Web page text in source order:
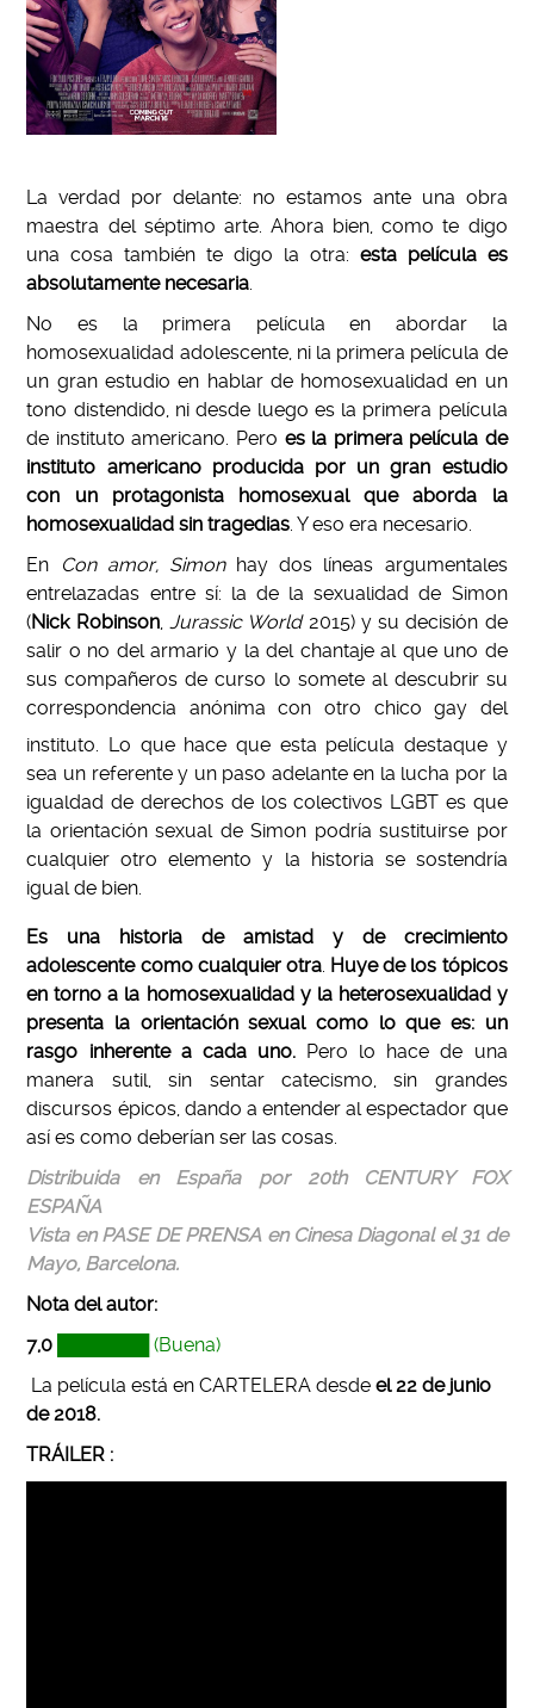
La verdad por delante: no estamos ante una obra
maestra del séptimo arte. Ahora bien, como te digo
una cosa también te digo la otra: esta película es
absolutamente necesaria.
No es la primera película en abordar la
homosexualidad adolescente, ni la primera película de
un gran estudio en hablar de homosexualidad en un
tono distendido, ni desde luego es la primera película
de instituto americano. Pero es la primera película de
instituto americano producida por un gran estudio
con un protagonista homosexual que aborda la
homosexualidad sin tragedias. Y eso era necesario.
En
Con amor, Simonhay dos líneas argumentales
entrelazadas entre sí: la de la sexualidad de Simon
(Nick Robinson, Jurassic World2015) y su decisión de
salir o no del armario y la del chantaje al que uno de
sus compañeros de curso lo somete al descubrir su
correspondencia anónima con otro chico gay del
instituto. Lo que hace que esta película destaque y
sea un referente y un paso adelante en la lucha por la
igualdad de derechos de los colectivos LGBT es que
la orientación sexual de Simon podría sustituirse por
cualquier otro elemento y la historia se sostendría
igual de bien.
Es una historia de amistad y de crecimiento
adolescente como cualquier otra. Huye de los tópicos
en torno a la homosexualidad y la heterosexualidad y
presenta la orientación sexual como lo que es: un
rasgo inherente a cada uno.Pero lo hace de una
manera sutil, sin sentar catecismo, sin grandes
discursos épicos, dando a entender al espectador que
así es como deberían ser las cosas.
Distribuida en España por 20th CENTURY FOX
ESPAÑA
Vista en PASE DE PRENSA en Cinesa Diagonal el 31 de
Mayo, Barcelona.
Nota del autor:
7,0
███████ (Buena)
La película está en CARTELERA desde el 22 de junio
de 2018.
TRÁILER :